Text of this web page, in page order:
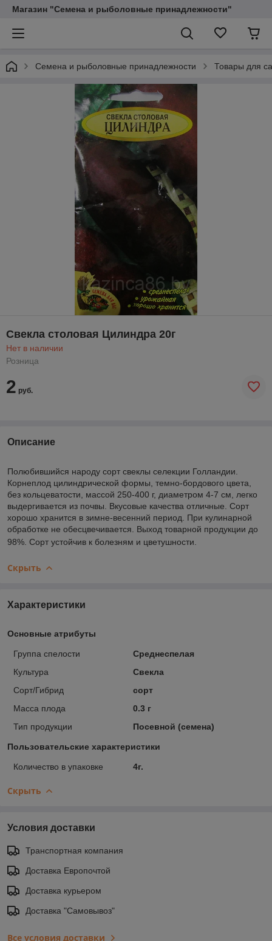
Магазин "Семена и рыболовные принадлежности"
Семена и рыболовные принадлежности Товары для
Свекла столовая Цилиндра 20г
Нет в наличии
Розница
2 руб.
Описание
Полюбившийся народу сорт свеклы селекции Голландии.
Корнеплод цилиндрической формы, темно-бордового цвета,
без кольцеватости, массой 250-400 г, диаметром 4-7 см, легко
выдергивается из почвы. Вкусовые качества отличные. Сорт
хорошо хранится в зимне-весенний период. При кулинарной
обработке не обесцвечивается. Выход товарной продукции до
98%. Сорт устойчив к болезням и цветушности.
Скрыть
Характеристики
Основные атрибуты
Группа спелости
Среднеспелая
Культура
Свекла
Сорт/Гибрид
сорт
Масса плода
0.3 г
Тип продукции
Посевной (семена)
Пользовательские характеристики
Количество в упаковке 4г.
Скрыть
Условия доставки
Транспортная компания
Доставка Европочтой
Доставка курьером
Доставка "Самовывоз"
Все условия доставки